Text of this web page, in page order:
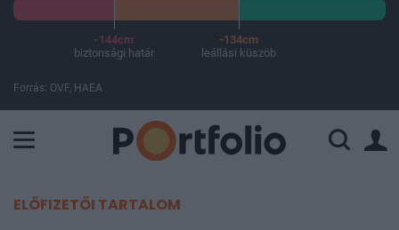
-144cm
biztonsági határ
-134cm
leállási küszöb
Forrás: OVF, HAEA
ELŐFIZETŐI TARTALOM